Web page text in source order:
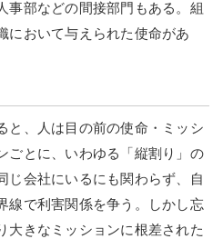
事部などの間接部門もある。組
において与えられた使命があ
と、人は目の前の使命・ミッシ
ごとに、いわゆる「縦割り」の
じ会社にいるにも関わらず、自
線で利害関係を争う。しかし忘
大きなミッションに根差された